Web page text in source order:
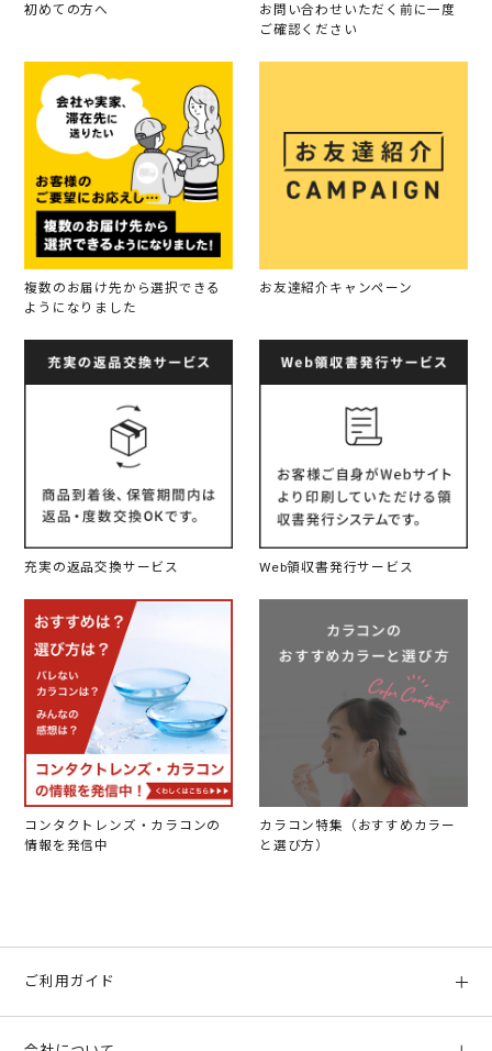
初めての方へ
お問い合わせいただく前に一度
ご確認ください
複数のお届け先から選択できる
ようになりました
お友達紹介キャンペーン
充実の返品交換サービス Web領収書発行サービス
コンタクトレンズ・カラコンの
情報を発信中
カラコン特集（おすすめカラー
と選び方）
ご利用ガイド